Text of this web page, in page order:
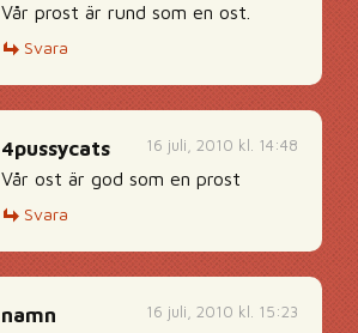
Vår prost är rund som en ost.
Svara
16 juli, 2010 kl. 14:48
4pussycats
Vår ost är god som en prost
Svara
16 juli, 2010 kl. 15:23
namn